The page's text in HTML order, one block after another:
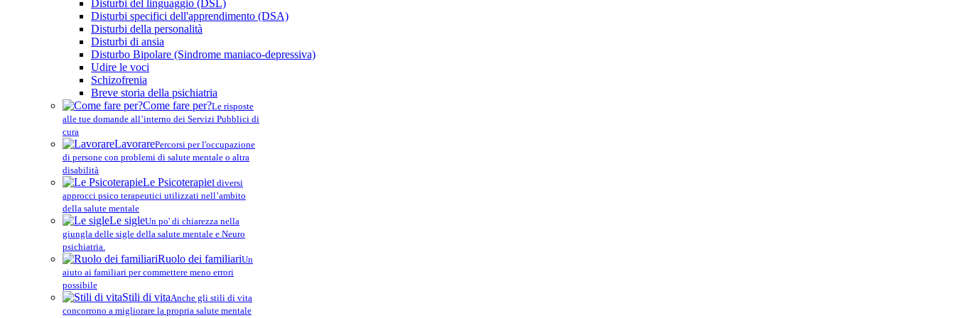
Disturbi del linguaggio (DSL)
Disturbi specifici dell'apprendimento (DSA)
Disturbi della personalità
Disturbi di ansia
Disturbo Bipolare (Sindrome maniaco-depressiva)
Udire le voci
Schizofrenia
Breve storia della psichiatria
Come fare per?Le risposte
alle tue domande all’interno dei Servizi Pubblici di
cura
LavorarePercorsi per l'occupazione
di persone con problemi di salute mentale o altra
disabilità
Le PsicoterapieI diversi
approcci psico terapeutici utilizzati nell’ambito
della salute mentale
Le sigleUn po' di chiarezza nella
giungla delle sigle della salute mentale e Neuro
psichiatria.
Ruolo dei familiariUn
aiuto ai familiari per commettere meno errori
possibile
Stili di vitaAnche gli stili di vita
concorrono a migliorare la propria salute mentale